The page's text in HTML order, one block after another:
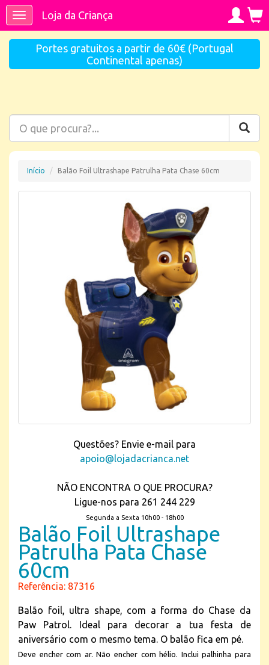
ToggleLoja da Criança
Portes gratuitos a partir de 60€ (Portugal
Continental apenas)
Início Balão Foil Ultrashape Patrulha Pata Chase 60cm
Questões? Envie e-mail para
apoio@lojadacrianca.net
NÃO ENCONTRA O QUE PROCURA?
Ligue-nos para 261 244 229
Segunda a Sexta 10h00 - 18h00
Balão Foil Ultrashape
Patrulha Pata Chase
60cm
Referência: 87316
Balão foil, ultra shape, com a forma do Chase da
Paw Patrol. Ideal para decorar a tua festa de
aniversário com o mesmo tema. O balão fica em pé.
Deve encher com ar. Não encher com hélio. Inclui palhinha para